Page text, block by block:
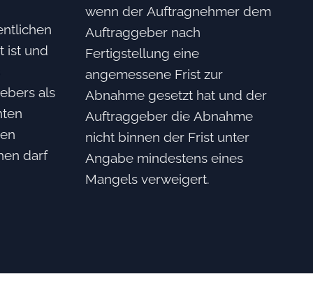
ist und
als
darf
wenn der Auftragnehmer dem
Auftraggeber nach
Fertigstellung eine
angemessene Frist zur
Abnahme gesetzt hat und der
Auftraggeber die Abnahme
nicht binnen der Frist unter
Angabe mindestens eines
Mangels verweigert.